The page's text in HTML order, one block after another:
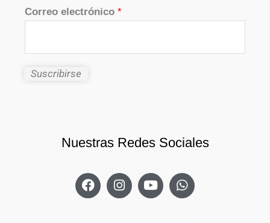
Correo electrónico *
Suscribirse
Nuestras Redes Sociales
F
a
I
n
Y
o
W
h